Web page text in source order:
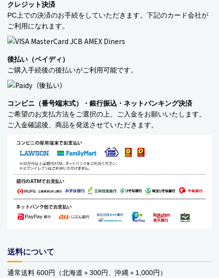
季節商品
動物モチーフグッズ
コンテナキャリー
美容
アクセサリー
アウトドア
健康・フィットネス
防災用品・保存食品
クレジット決済
PC上での決済のお手続をしていただきます。下記のカード会社が
ご利用になれます。
後払い（ペイディ）
ご購入手続後の後払いがご利用可能です。
コンビニ（番号端末式）・銀行振込・ネットバンキング決済
ご希望のお支払方法をご選択の上、ご入金をお願いいたします。
ご入金確認後、商品を発送させていただきます。
送料について
通常送料 600円（北海道＋300円、沖縄＋1,000円）